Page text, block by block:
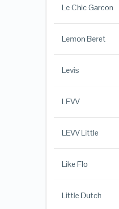
Le Chic Garcon
Lemon Beret
Levis
LEVV
LEVV Little
Like Flo
Little Dutch